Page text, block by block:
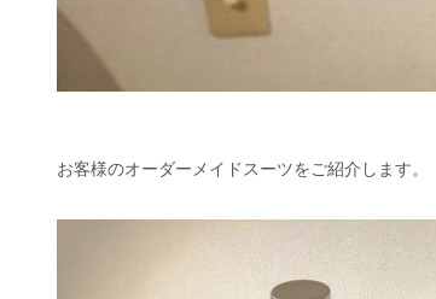
お客様のオーダーメイドスーツをご紹介します。